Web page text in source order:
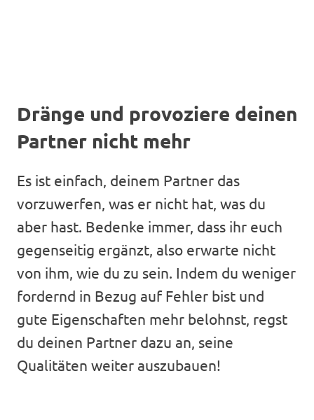
Dränge und provoziere deinen
Partner nicht mehr
Es ist einfach, deinem Partner das
vorzuwerfen, was er nicht hat, was du
aber hast. Bedenke immer, dass ihr euch
gegenseitig ergänzt, also erwarte nicht
von ihm, wie du zu sein. Indem du weniger
fordernd in Bezug auf Fehler bist und
gute Eigenschaften mehr belohnst, regst
du deinen Partner dazu an, seine
Qualitäten weiter auszubauen!